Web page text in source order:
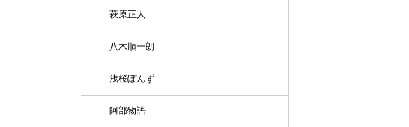
萩原正人
八木順一朗
浅桜ぽんず
阿部物語